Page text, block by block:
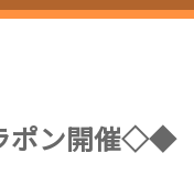
ポン開催◇◆